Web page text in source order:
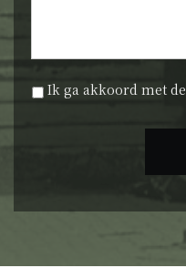
Privacyverklaring *
Ik ga akkoord met de